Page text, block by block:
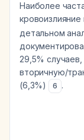
Наиболее
детальном
29,5%
вторичную/
(6,3%)
6 .